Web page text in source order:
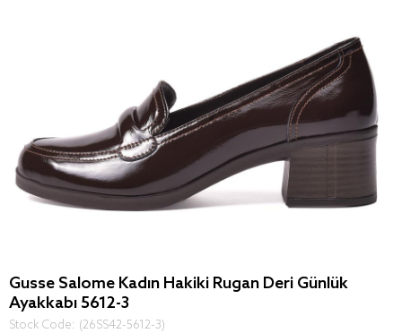
Gusse Salome Kadın Hakiki Rugan Deri Günlük
Ayakkabı 5612-3
Stock Code
(26SS42-5612-3)